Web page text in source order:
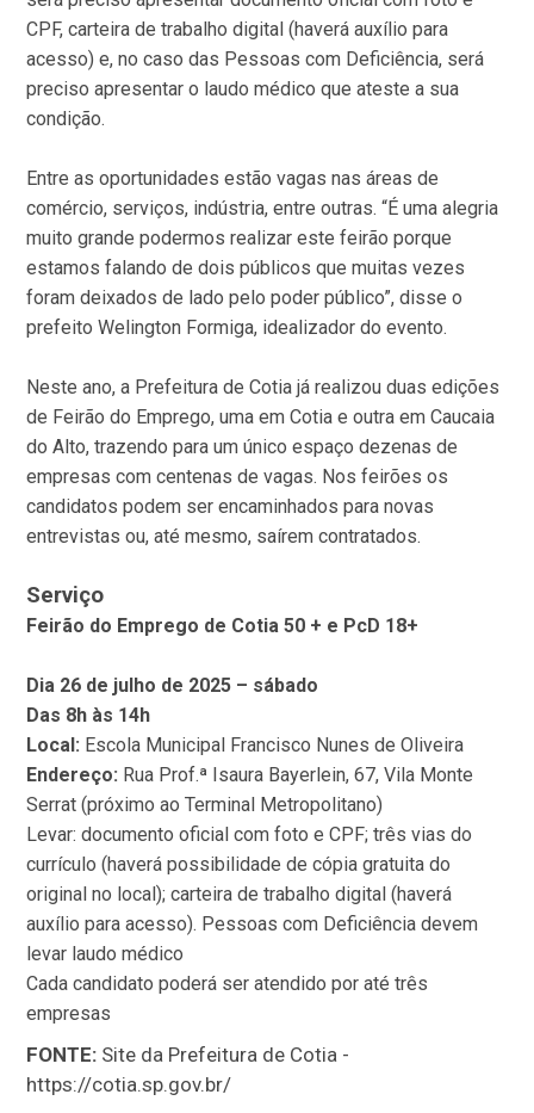
CPF, carteira de trabalho digital (haverá auxílio para
acesso) e, no caso das Pessoas com Deficiência, será
preciso apresentar o laudo médico que ateste a sua
condição.
Entre as oportunidades estão vagas nas áreas de
comércio, serviços, indústria, entre outras. “É uma alegria
muito grande podermos realizar este feirão porque
estamos falando de dois públicos que muitas vezes
foram deixados de lado pelo poder público”, disse o
prefeito Welington Formiga, idealizador do evento.
Neste ano, a Prefeitura de Cotia já realizou duas edições
de Feirão do Emprego, uma em Cotia e outra em Caucaia
do Alto, trazendo para um único espaço dezenas de
empresas com centenas de vagas. Nos feirões os
candidatos podem ser encaminhados para novas
entrevistas ou, até mesmo, saírem contratados.
Serviço
Feirão do Emprego de Cotia 50 + e PcD 18+
Dia 26 de julho de 2025 – sábado
Das 8h às 14h
Local: Escola Municipal Francisco Nunes de Oliveira
Endereço: Rua Prof.ª Isaura Bayerlein, 67, Vila Monte
Serrat (próximo ao Terminal Metropolitano)
Levar: documento oficial com foto e CPF; três vias do
currículo (haverá possibilidade de cópia gratuita do
original no local); carteira de trabalho digital (haverá
auxílio para acesso). Pessoas com Deficiência devem
levar laudo médico
Cada candidato poderá ser atendido por até três
empresas
FONTE: Site da Prefeitura de Cotia -
https://cotia.sp.gov.br/